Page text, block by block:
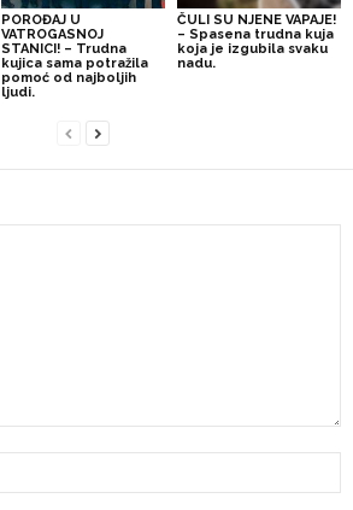
POROĐAJ U
VATROGASNOJ
STANICI! – Trudna
kujica sama potražila
pomoć od najboljih
ljudi.
ČULI SU NJENE VAPAJE!
– Spasena trudna kuja
koja je izgubila svaku
nadu.